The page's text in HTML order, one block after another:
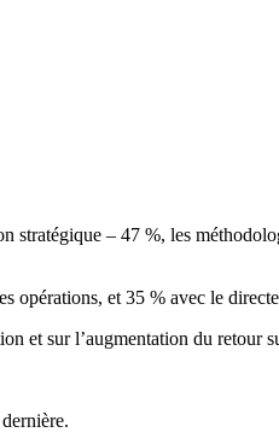
stratégique – 47 %, les
opérations, et 35 % avec le
et sur l’augmentation du retour